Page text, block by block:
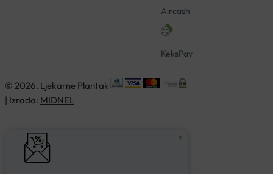
Aircash
KeksPay
© 2026. Ljekarne Plantak
| Izrada: MIDNEL